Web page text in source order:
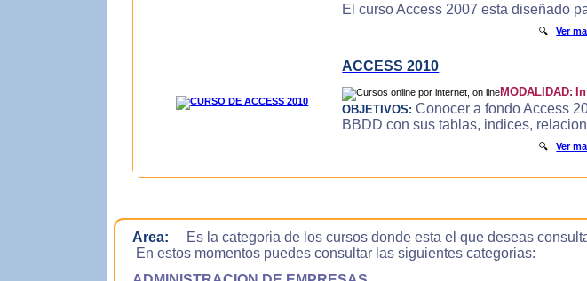
El curso Access 2007 esta diseñado
🔍Ver
ACCESS 2010
MODALIDAD:
OBJETIVOS: Conocer a fondo Access
BBDD con sus tablas, indices,
🔍Ver
Area:
Es la categoria de los cursos donde esta el que deseas
En estos momentos puedes consultar las siguientes categorias: